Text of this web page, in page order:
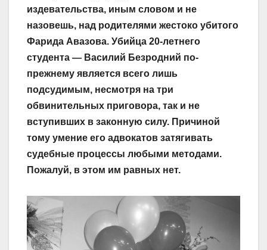
издевательства, иным словом и не
назовешь, над родителями жестоко убитого
Фарида Авазова. Убийца 20-летнего
студента — Василий Безродний по-
прежнему является всего лишь
подсудимым, несмотря на три
обвинительных приговора, так и не
вступивших в законную силу. Причиной
тому умение его адвокатов затягивать
судебные процессы любыми методами.
Пожалуй, в этом им равных нет.